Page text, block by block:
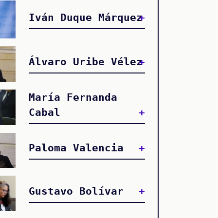
Iván Duque Márquez
Álvaro Uribe Vélez
María Fernanda
Cabal
Paloma Valencia
Gustavo Bolívar